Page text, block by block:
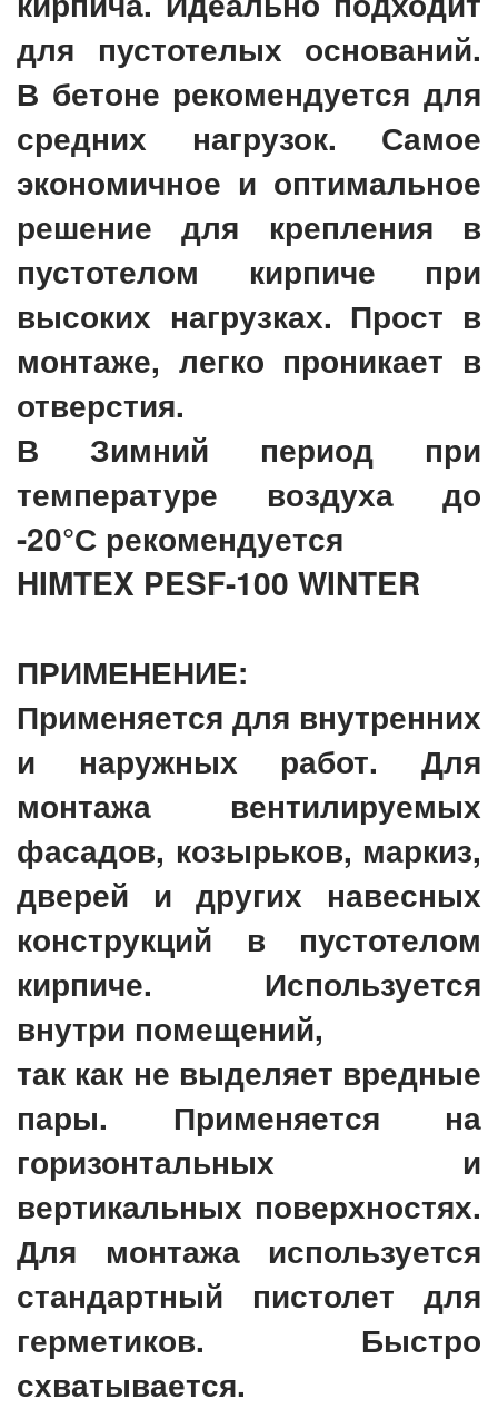
для пустотелых оснований.
В бетоне рекомендуется для
средних нагрузок. Самое
экономичное и оптимальное
решение для крепления в
пустотелом кирпиче при
высоких нагрузках. Прост в
монтаже, легко проникает в
отверстия.
В Зимний период при
температуре воздуха до
-20°С рекомендуется
HIMTEX PESF-100 WINTER
ПРИМЕНЕНИЕ:
Применяется для внутренних
и наружных работ. Для
монтажа вентилируемых
фасадов, козырьков, маркиз,
дверей и других навесных
конструкций в пустотелом
кирпиче. Используется
внутри помещений,
так как не выделяет вредные
пары. Применяется на
горизонтальных и
вертикальных поверхностях.
Для монтажа используется
стандартный пистолет для
герметиков. Быстро
схватывается.